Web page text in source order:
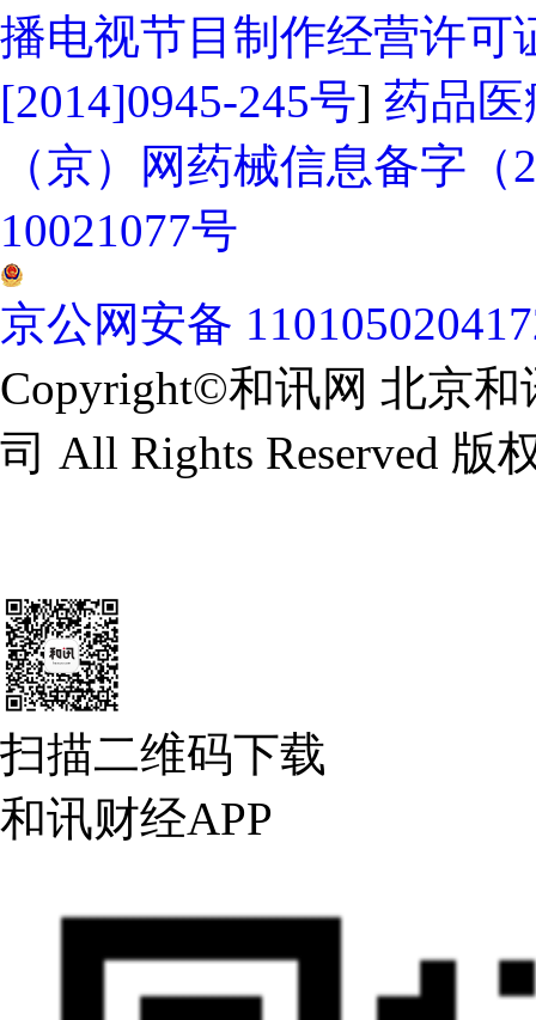
播电视节目制作经营许可
[2014]0945-245号] 药品
（京）网药械信息备字（
10021077号
京公网安备
Copyright©和讯网 北京
司 All Rights Reserved 版
扫描二维码下载
和讯财经APP